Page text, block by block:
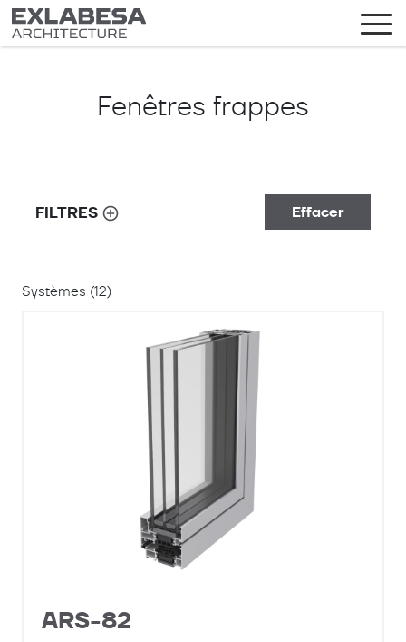
Fenêtres frappes
FILTRES Effacer
Frappe à ouvrant visible
Frappe à ouvrant caché
Frappe à ouvrant minimal
Élevée
ARS-82
Systèmes (12)